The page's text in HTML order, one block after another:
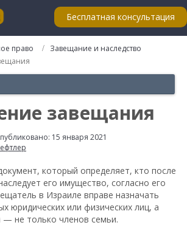
Бесплатная консультация
право
Завещание и наследство
завещания
15 января 2021
который определяет, кто после
его имущество, согласно его
в Израиле вправе назначать
юридических или физических лиц, а
— не только членов семьи.